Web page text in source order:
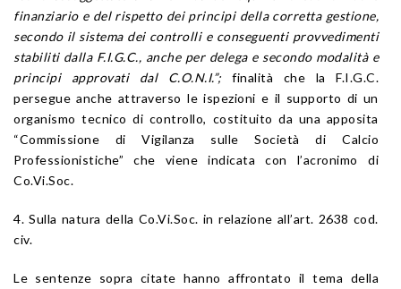
finanziario e del rispetto dei principi della corretta gestione,
secondo il sistema dei controlli e conseguenti provvedimenti
stabiliti dalla F.I.G.C., anche per delega e secondo modalità e
principi approvati dal C.O.N.I.”; finalità che la F.I.G.C.
persegue anche attraverso le ispezioni e il supporto di un
organismo tecnico di controllo, costituito da una apposita
“Commissione di Vigilanza sulle Società di Calcio
Professionistiche” che viene indicata con l’acronimo di
Co.Vi.Soc.
4. Sulla natura della Co.Vi.Soc. in relazione all’art. 2638 cod.
civ.
Le sentenze sopra citate hanno affrontato il tema della